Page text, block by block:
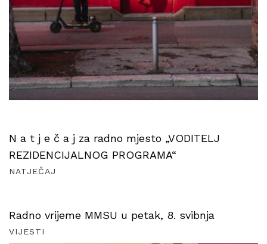
N a t j e č a j za radno mjesto „VODITELJ
REZIDENCIJALNOG PROGRAMA“
NATJEČAJ
Radno vrijeme MMSU u petak, 8. svibnja
VIJESTI